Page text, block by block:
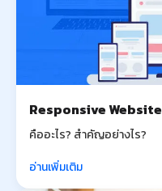
Responsive Website
คืออะไร? สำคัญอย่างไร?
อ่านเพิ่มเติม